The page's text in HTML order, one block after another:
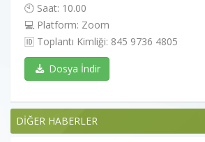
🕙 Saat: 10.00
💻 Platform: Zoom
🆔 Toplantı Kimliği: 845 9736 4805
Dosya İndir
DİĞER HABERLER